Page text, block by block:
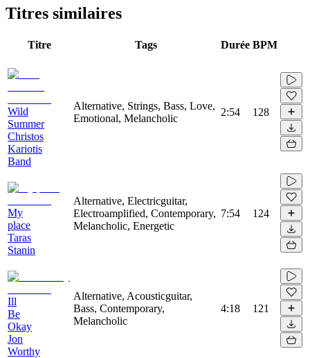
Titres similaires
Titre Tags Durée BPM
Wild
Summer
Christos
Kariotis
Band
Alternative, Strings, Bass, Love,
Emotional, Melancholic
2:54 128
My
place
Taras
Stanin
Alternative, Electricguitar,
Electroamplified, Contemporary,
Melancholic, Energetic
7:54 124
Ill
Be
Okay
Jon
Worthy
Alternative, Acousticguitar,
Bass, Contemporary,
Melancholic
4:18 121